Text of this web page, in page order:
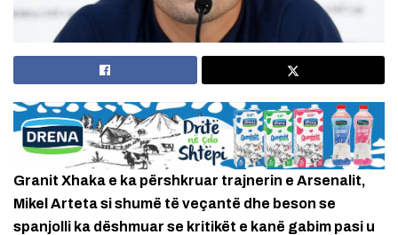
Granit Xhaka e ka përshkruar trajnerin e Arsenalit,
Mikel Arteta si shumë të veçantë dhe beson se
spanjolli ka dëshmuar se kritikët e kanë gabim pasi u